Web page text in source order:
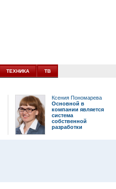
ТЕХНИКА ТВ
Ксения Пономарева
Основной в
компании является
система
собственной
разработки